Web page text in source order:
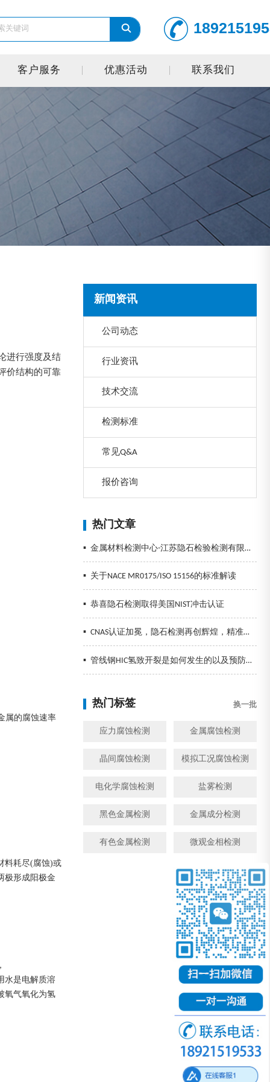
客户服务 优惠活动 联系我们
新闻资讯
公司动态
行业资讯
技术交流
检测标准
常见Q&A
报价咨询
热门文章
▪ 金属材料检测中心-江苏隐石检验检测有限公司
▪ 关于NACE MR0175/ISO 15156的标准解读
▪ 恭喜隐石检测取得美国NIST冲击认证
▪ CNAS认证加冕，隐石检测再创辉煌，精准检测助力企业发展！
▪ 管线钢HIC氢致开裂是如何发生的以及预防措施
热门标签 换一批
应力腐蚀检测 金属腐蚀检测
晶间腐蚀检测 模拟工况腐蚀检测
电化学腐蚀检测 盐雾检测
黑色金属检测 金属成分检测
有色金属检测 微观金相检测
进行强度及结
价结构的可靠
属的腐蚀速率
料耗尽(腐蚀)或
极形成阳极金
水是电解质溶
氧气氧化为氢